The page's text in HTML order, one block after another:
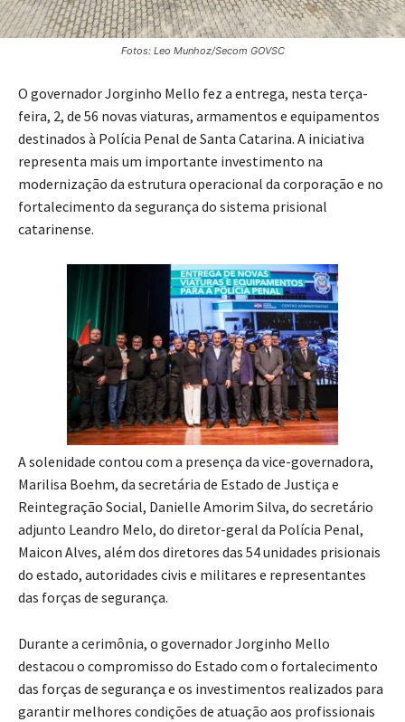
Fotos: Leo Munhoz/Secom GOVSC
O governador Jorginho Mello fez a entrega, nesta terça-
feira, 2, de 56 novas viaturas, armamentos e equipamentos
destinados à Polícia Penal de Santa Catarina. A iniciativa
representa mais um importante investimento na
modernização da estrutura operacional da corporação e no
fortalecimento da segurança do sistema prisional
catarinense.
A solenidade contou com a presença da vice-governadora,
Marilisa Boehm, da secretária de Estado de Justiça e
Reintegração Social, Danielle Amorim Silva, do secretário
adjunto Leandro Melo, do diretor-geral da Polícia Penal,
Maicon Alves, além dos diretores das 54 unidades prisionais
do estado, autoridades civis e militares e representantes
das forças de segurança.
Durante a cerimônia, o governador Jorginho Mello
destacou o compromisso do Estado com o fortalecimento
das forças de segurança e os investimentos realizados para
garantir melhores condições de atuação aos profissionais